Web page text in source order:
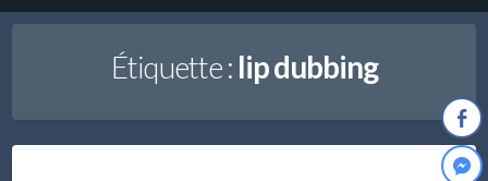
Étiquette : lip dubbing